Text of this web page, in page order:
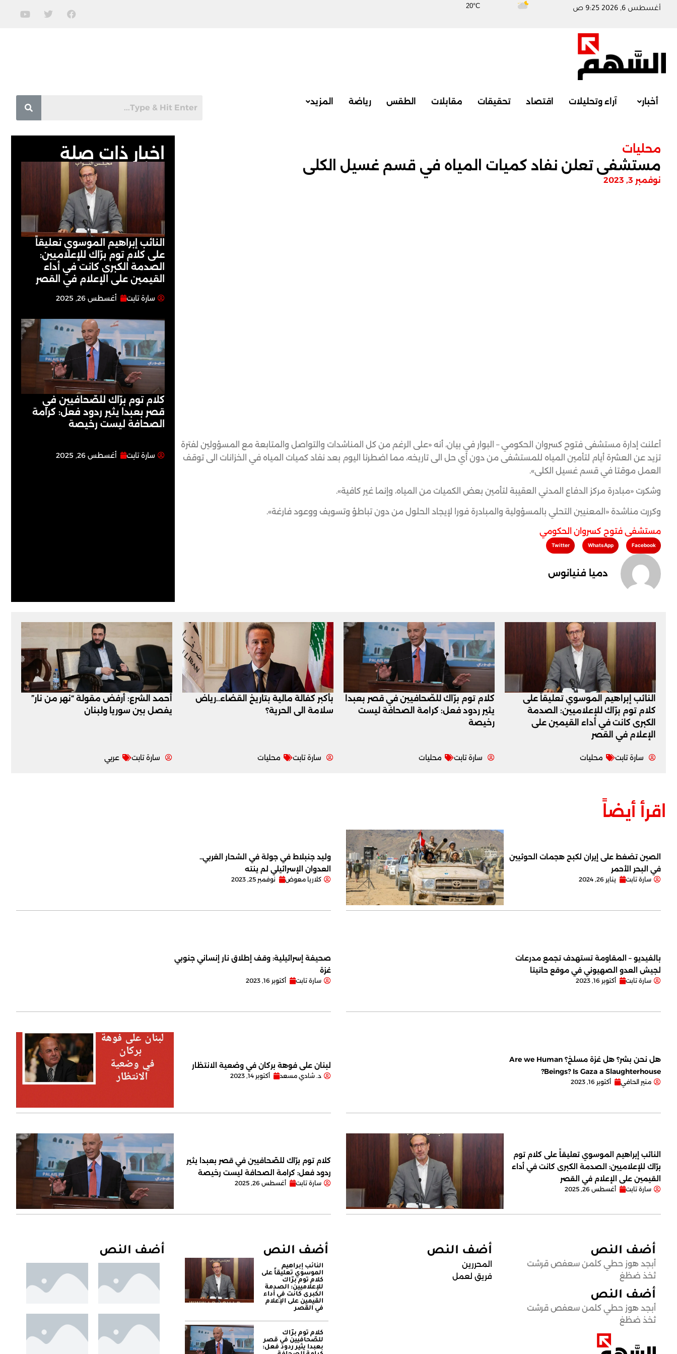
20°C أغسطس 6, 2026 9:25 ص
أخبار آراء وتحليلات اقتصاد تحقيقات مقابلات الطقس رياضة المزيد
اخبار ذات صلة
النائب إبراهيم الموسوي تعليقاً
على كلام توم برّاك للإعلاميين:
الصدمة الكبرى كانت في أداء
القيمين على ‏الإعلام في القصر
سارة تابت أغسطس 26, 2025
كلام توم برّاك للصّحافيين في
قصر بعبدا يثير ردود فعل: كرامة
الصحافة ليست رخيصة
سارة تابت أغسطس 26, 2025
محليات
مستشفى تعلن نفاد كميات المياه في قسم غسيل الكلى
نوفمبر 3, 2023
أعلنت إدارة مستشفى فتوح كسروان الحكومي – البوار في بيان، أنه «على الرغم من كل المناشدات والتواصل والمتابعة مع المسؤولين لفترة
تزيد عن العشرة أيام لتأمين المياه للمستشفى من دون أي حل الى تاريخه، مما اضطرنا اليوم بعد نفاد كميات المياه في الخزانات الى توقف
العمل موقتا في قسم غسيل الكلى».
وشكرت «مبادرة مركز الدفاع المدني العقيبة لتأمين بعض الكميات من المياه، وإنما غير كافية».
وكررت مناشدة «المعنيين التحلي بالمسؤولية والمبادرة فورا لإيجاد الحلول من دون تباطؤ وتسويف ووعود فارغة».
مستشفى فتوح كسروان الحكومي
Facebook
WhatsApp
Twitter
دميا فنيانوس
النائب إبراهيم الموسوي تعليقاً على
كلام توم برّاك للإعلاميين: الصدمة
الكبرى كانت في أداء القيمين على
‏الإعلام في القصر
سارة تابت محليات
كلام توم برّاك للصّحافيين في قصر بعبدا
يثير ردود فعل: كرامة الصحافة ليست
رخيصة
سارة تابت محليات
بأكبر كفالة مالية بتاريخ القضاء..رياض
سلامة الى الحرية؟
سارة تابت محليات
أحمد الشرع: أرفض مقولة “نهر من نار”
يفصل بين سوريا ولبنان
سارة تابت عربي
اقرأ أيضاً
الصين تضغط على إيران لكبح هجمات الحوثيين
في البحر الأحمر
سارة تابت يناير 26, 2024
وليد جنبلاط في جولة في الشحار الغربي..
العدوان الإسرائيلي لم ينته
كلاريا معوض نوفمبر 25, 2023
بالفيديو – المقاومة تستهدف تجمع مدرعات
لجيش العدو الصهيوني في موقع حانيتا
سارة تابت أكتوبر 16, 2023
صحيفة إسرائيلية: وقف إطلاق نار إنساني جنوبي
غزة
سارة تابت أكتوبر 16, 2023
هل نحن بشر؟ هل غزة مسلخ؟ Are we Human
Beings? Is Gaza a Slaughterhouse?
منير الحافي أكتوبر 16, 2023
لبنان على فوهة بركان في وضعية الانتظار
د. شادي مسعد أكتوبر 14, 2023
النائب إبراهيم الموسوي تعليقاً على كلام توم
برّاك للإعلاميين: الصدمة الكبرى كانت في أداء
القيمين على ‏الإعلام في القصر
سارة تابت أغسطس 26, 2025
كلام توم برّاك للصّحافيين في قصر بعبدا يثير
ردود فعل: كرامة الصحافة ليست رخيصة
سارة تابت أغسطس 26, 2025
أضف النص
أبجد هوز حطي كلمن سعفص قرشت
ثخذ ضظغ
أضف النص
أبجد هوز حطي كلمن سعفص قرشت
ثخذ ضظغ
أضف النص
المحررين
فريق لعمل
أضف النص
النائب إبراهيم
الموسوي تعليقاً على
كلام توم برّاك
للإعلاميين: الصدمة
الكبرى كانت في أداء
القيمين على ‏الإعلام
في القصر
كلام توم برّاك
للصّحافيين في قصر
بعبدا يثير ردود فعل:
أضف النص